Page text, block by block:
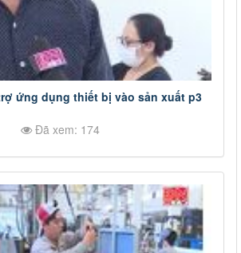
ứng dụng thiết bị vào sản xuất p3
Đã xem: 174